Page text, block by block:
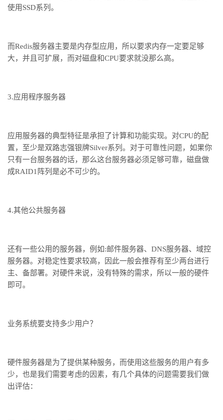
使用SSD系列。
而Redis服务器主要是内存型应用，所以要求内存一定要足够
大，并且可扩展，而对磁盘和CPU要求就没那么高。
3.应用程序服务器
应用服务器的典型特征是承担了计算和功能实现。对CPU的配
置，至少是双路志强银牌Silver系列。对于可靠性问题，如果你
只有一台服务器的话，那么这台服务器必须足够可靠，磁盘做
成RAID1 阵列是必不可少的。
4.其他公共服务器
还有一些公用的服务器，例如:邮件服务器、 DNS服务器、域控
服务器。对稳定性要求较高，因此一般会推荐有至少两台进行
主、备部署。对硬件来说，没有特殊的需求，所以一般的硬件
即可。
业务系统要支持多少用户？
硬件服务器是为了提供某种服务，而使用这些服务的用户有多
少，也是我们需要考虑的因素，有几个具体的问题需要我们做
出评估：